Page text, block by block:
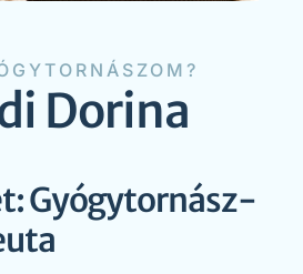
Dorina
Gyógytornász-